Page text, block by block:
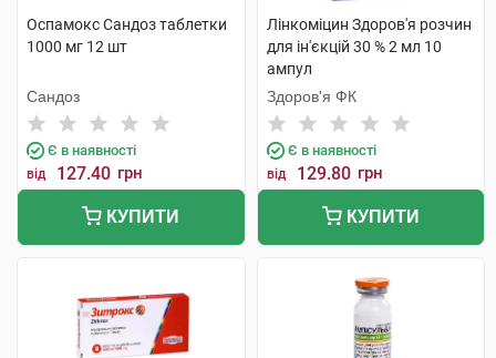
Оспамокс Сандоз таблетки
1000 мг 12 шт
Сандоз
Є в наявності
від 127.40 грн
КУПИТИ
Лінкоміцин Здоров'я розчин
для ін'єкцій 30 % 2 мл 10
ампул
Здоров'я ФК
Є в наявності
від 129.80 грн
КУПИТИ